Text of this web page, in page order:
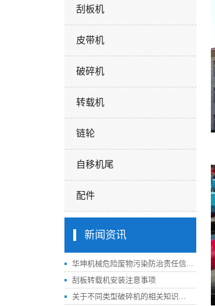
刮板机
皮带机
破碎机
转载机
链轮
自移机尾
配件
新闻资讯
华坤机械危险废物污染防治责任信...
刮板转载机安装注意事项
关于不同类型破碎机的相关知识...